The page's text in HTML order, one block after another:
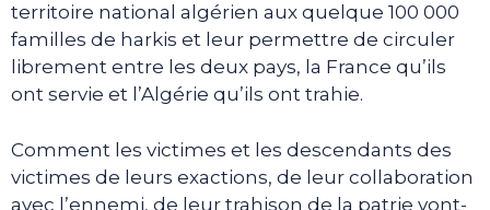
territoire national algérien aux quelque 100 000
familles de harkis et leur permettre de circuler
librement entre les deux pays, la France qu’ils
ont servie et l’Algérie qu’ils ont trahie.
Comment les victimes et les descendants des
victimes de leurs exactions, de leur collaboration
avec l’ennemi, de leur trahison de la patrie vont-